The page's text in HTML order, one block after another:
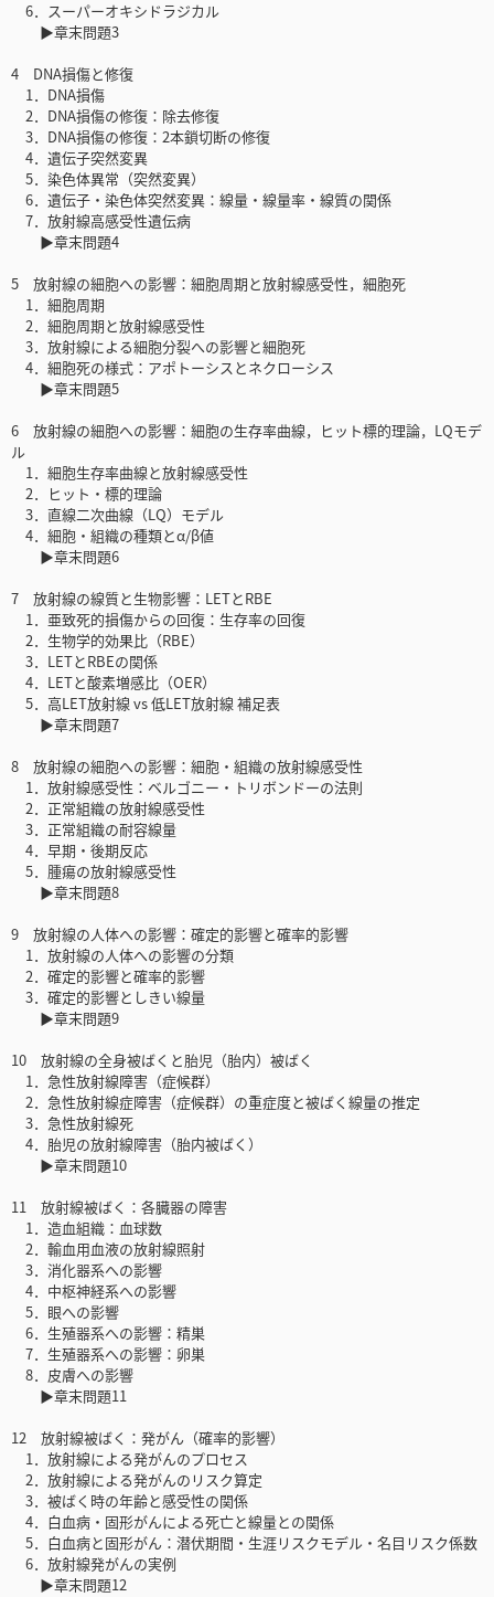
6．スーパーオキシドラジカル
▶章末問題3
4 DNA損傷と修復
1．DNA損傷
2．DNA損傷の修復：除去修復
3．DNA損傷の修復：2本鎖切断の修復
4．遺伝子突然変異
5．染色体異常（突然変異）
6．遺伝子・染色体突然変異：線量・線量率・線質の関係
7．放射線高感受性遺伝病
▶章末問題4
5 放射線の細胞への影響：細胞周期と放射線感受性，細胞死
1．細胞周期
2．細胞周期と放射線感受性
3．放射線による細胞分裂への影響と細胞死
4．細胞死の様式：アポトーシスとネクローシス
▶章末問題5
6 放射線の細胞への影響：細胞の生存率曲線，ヒット標的理論，LQモデ
ル
1．細胞生存率曲線と放射線感受性
2．ヒット・標的理論
3．直線二次曲線（LQ）モデル
4．細胞・組織の種類とα/β値
▶章末問題6
7 放射線の線質と生物影響：LETとRBE
1．亜致死的損傷からの回復：生存率の回復
2．生物学的効果比（RBE）
3．LETとRBEの関係
4．LETと酸素増感比（OER）
5．高LET放射線 vs 低LET放射線 補足表
▶章末問題7
8 放射線の細胞への影響：細胞・組織の放射線感受性
1．放射線感受性：ベルゴニー・トリボンドーの法則
2．正常組織の放射線感受性
3．正常組織の耐容線量
4．早期・後期反応
5．腫瘍の放射線感受性
▶章末問題8
9 放射線の人体への影響：確定的影響と確率的影響
1．放射線の人体への影響の分類
2．確定的影響と確率的影響
3．確定的影響としきい線量
▶章末問題9
10 放射線の全身被ばくと胎児（胎内）被ばく
1．急性放射線障害（症候群）
2．急性放射線症障害（症候群）の重症度と被ばく線量の推定
3．急性放射線死
4．胎児の放射線障害（胎内被ばく）
▶章末問題10
11 放射線被ばく：各臓器の障害
1．造血組織：血球数
2．輸血用血液の放射線照射
3．消化器系への影響
4．中枢神経系への影響
5．眼への影響
6．生殖器系への影響：精巣
7．生殖器系への影響：卵巣
8．皮膚への影響
▶章末問題11
12 放射線被ばく：発がん（確率的影響）
1．放射線による発がんのプロセス
2．放射線による発がんのリスク算定
3．被ばく時の年齢と感受性の関係
4．白血病・固形がんによる死亡と線量との関係
5．白血病と固形がん：潜伏期間・生涯リスクモデル・名目リスク係数
6．放射線発がんの実例
▶章末問題12